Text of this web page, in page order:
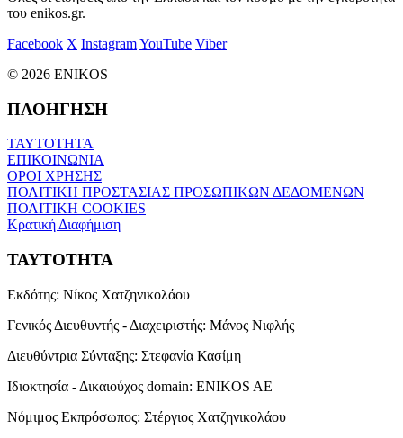
του enikos.gr.
Facebook X InstagramYouTube Viber
© 2026 ENIKOS
ΠΛΟΗΓΗΣΗ
ΤΑΥΤΟΤΗΤΑ
ΕΠΙΚΟΙΝΩΝΙΑ
ΟΡΟΙ ΧΡΗΣΗΣ
ΠΟΛΙΤΙΚΗ ΠΡΟΣΤΑΣΙΑΣ ΠΡΟΣΩΠΙΚΩΝ ΔΕΔΟΜΕΝΩΝ
ΠΟΛΙΤΙΚΗ COOKIES
Κρατική Διαφήμιση
ΤΑΥΤΟΤΗΤΑ
Εκδότης: Νίκος Χατζηνικολάου
Γενικός Διευθυντής - Διαχειριστής: Μάνος Νιφλής
Διευθύντρια Σύνταξης: Στεφανία Κασίμη
Ιδιοκτησία - Δικαιούχος domain: ENIKOS AE
Νόμιμος Εκπρόσωπος: Στέργιος Χατζηνικολάου